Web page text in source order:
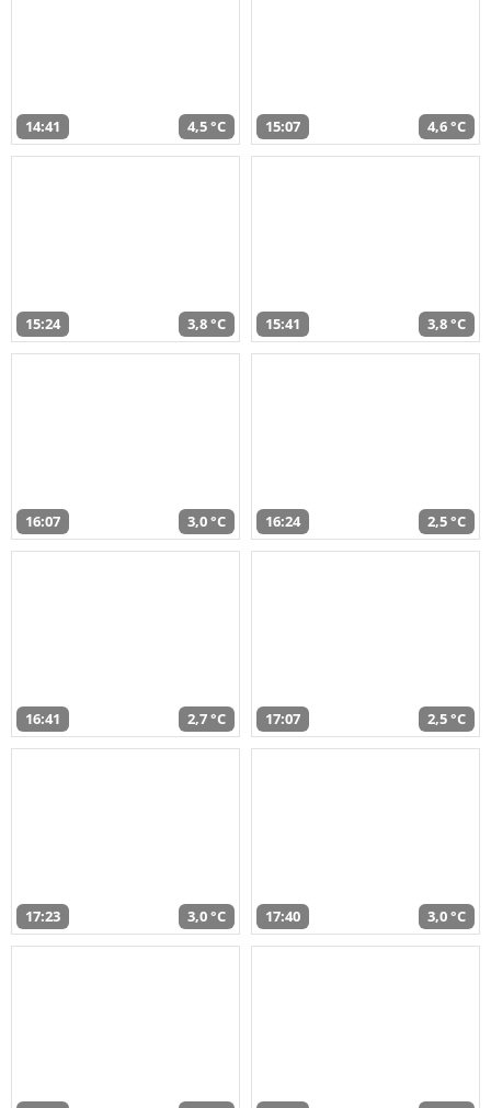
14:41 4,5 °C 15:07 4,6 °C
15:24 3,8 °C 15:41 3,8 °C
16:07 3,0 °C 16:24 2,5 °C
16:41 2,7 °C 17:07 2,5 °C
17:23 3,0 °C 17:40 3,0 °C